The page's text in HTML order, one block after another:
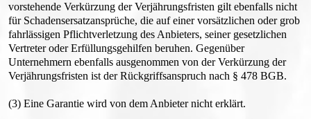
vorstehende Verkürzung der Verjährungsfristen gilt ebenfalls nicht
für Schadensersatzansprüche, die auf einer vorsätzlichen oder grob
fahrlässigen Pflichtverletzung des Anbieters, seiner gesetzlichen
Vertreter oder Erfüllungsgehilfen beruhen. Gegenüber
Unternehmern ebenfalls ausgenommen von der Verkürzung der
Verjährungsfristen ist der Rückgriffsanspruch nach § 478 BGB.
(3) Eine Garantie wird von dem Anbieter nicht erklärt.